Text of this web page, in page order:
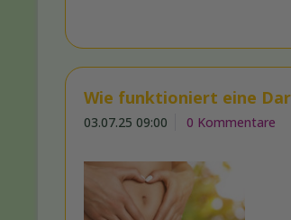
Wie funktioniert eine
03.07.25 09:00 0 Kommentare